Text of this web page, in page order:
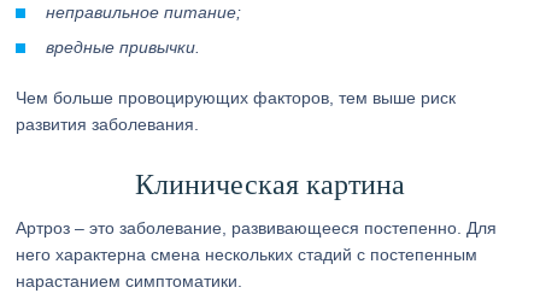
неправильное питание;
вредные привычки.
Чем больше провоцирующих факторов, тем выше риск
развития заболевания.
Клиническая картина
Артроз – это заболевание, развивающееся постепенно. Для
него характерна смена нескольких стадий с постепенным
нарастанием симптоматики.